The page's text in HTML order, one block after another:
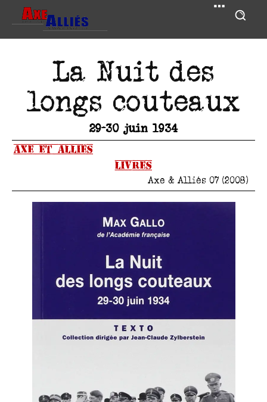
La Nuit des
longs couteaux
29-30 juin 1934
Axe et Alliés
Livres
Axe & Alliés 07 (2008)